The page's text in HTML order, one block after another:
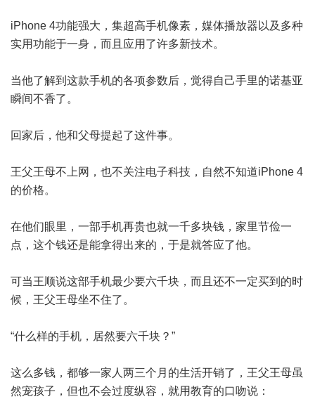
iPhone 4功能强大，集超高手机像素，媒体播放器以及多种
实用功能于一身，而且应用了许多新技术。
当他了解到这款手机的各项参数后，觉得自己手里的诺基亚
瞬间不香了。
回家后，他和父母提起了这件事。
王父王母不上网，也不关注电子科技，自然不知道iPhone 4
的价格。
在他们眼里，一部手机再贵也就一千多块钱，家里节俭一
点，这个钱还是能拿得出来的，于是就答应了他。
可当王顺说这部手机最少要六千块，而且还不一定买到的时
候，王父王母坐不住了。
“什么样的手机，居然要六千块？”
这么多钱，都够一家人两三个月的生活开销了，王父王母虽
然宠孩子，但也不会过度纵容，就用教育的口吻说：